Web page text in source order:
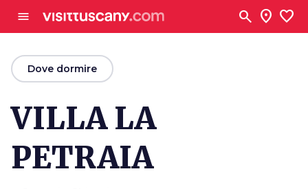
menu search location_on favorite
arrow_backDove dormire
VILLA LA
PETRAIA